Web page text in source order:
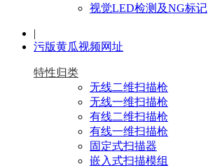
视觉LED检测及NG标记
|
污版黄瓜视频网址
特性归类
无线二维扫描枪
无线一维扫描枪
有线二维扫描枪
有线一维扫描枪
固定式扫描器
嵌入式扫描模组